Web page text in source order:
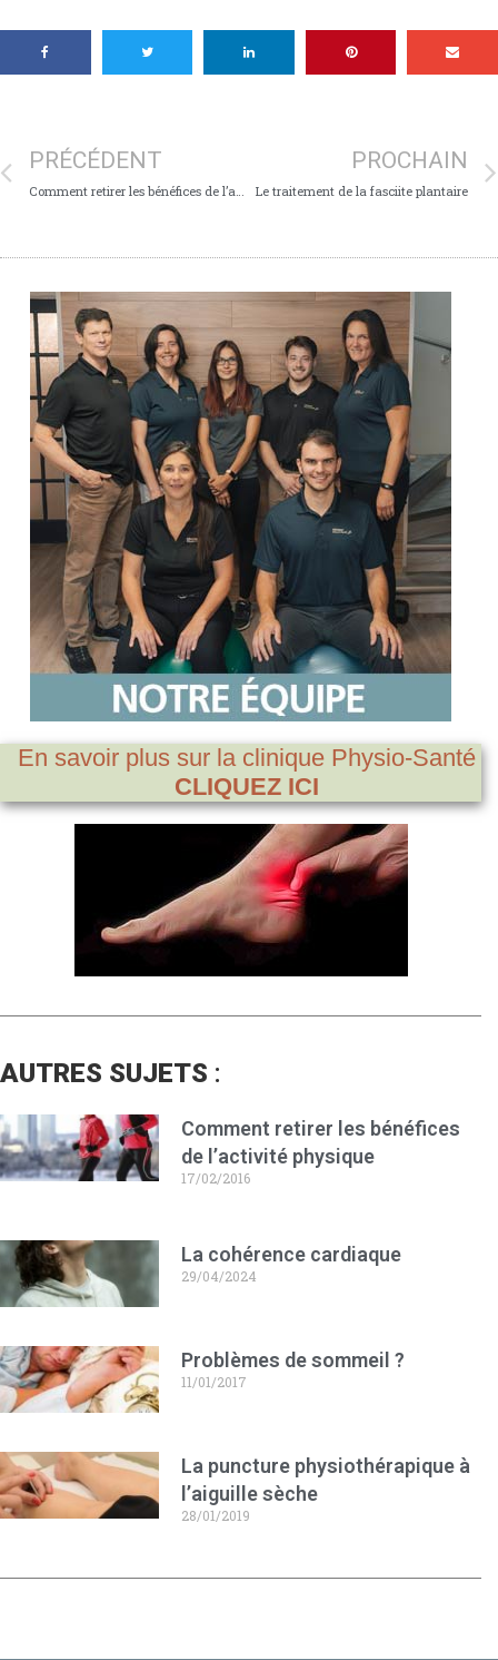
PRÉCÉDENT
Comment retirer les bénéfices de l’activité physique
PROCHAIN
Le traitement de la fasciite plantaire
En savoir plus sur la clinique Physio-Santé
CLIQUEZ ICI
AUTRES SUJETS :
Comment retirer les bénéfices
de l’activité physique
17/02/2016
La cohérence cardiaque
29/04/2024
Problèmes de sommeil ?
11/01/2017
La puncture physiothérapique à
l’aiguille sèche
28/01/2019